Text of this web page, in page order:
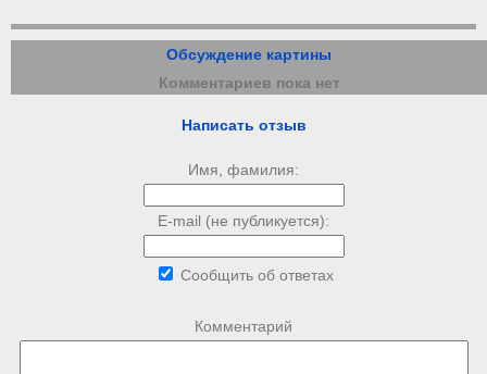
Обсуждение картины
Комментариев пока нет
Написать отзыв
Имя, фамилия:
E-mail (не публикуется):
Сообщить об ответах
Комментарий